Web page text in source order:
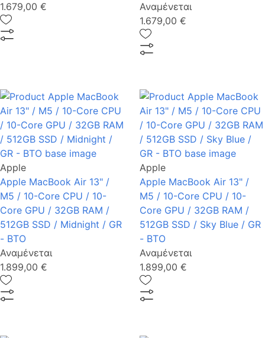
1.679,00 €
Αναμένεται
1.679,00 €
Apple
Apple MacBook Air 13" /
M5 / 10-Core CPU / 10-
Core GPU / 32GB RAM /
512GB SSD / Midnight / GR
- BTO
Αναμένεται
1.899,00 €
Apple
Apple MacBook Air 13" /
M5 / 10-Core CPU / 10-
Core GPU / 32GB RAM /
512GB SSD / Sky Blue / GR
- BTO
Αναμένεται
1.899,00 €